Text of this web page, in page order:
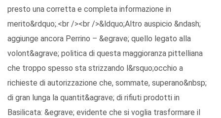
presto una corretta e completa informazione in
merito&rdquo;.<br /><br />&ldquo;Altro auspicio &ndash;
aggiunge ancora Perrino – &egrave; quello legato alla
volont&agrave; politica di questa maggioranza pittelliana
che troppo spesso sta strizzando l&rsquo;occhio a
richieste di autorizzazione che, sommate, superano&nbsp;
di gran lunga la quantit&agrave; di rifiuti prodotti in
Basilicata: &egrave; evidente che si voglia trasformare il